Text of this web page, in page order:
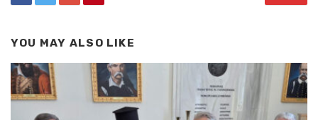
YOU MAY ALSO LIKE